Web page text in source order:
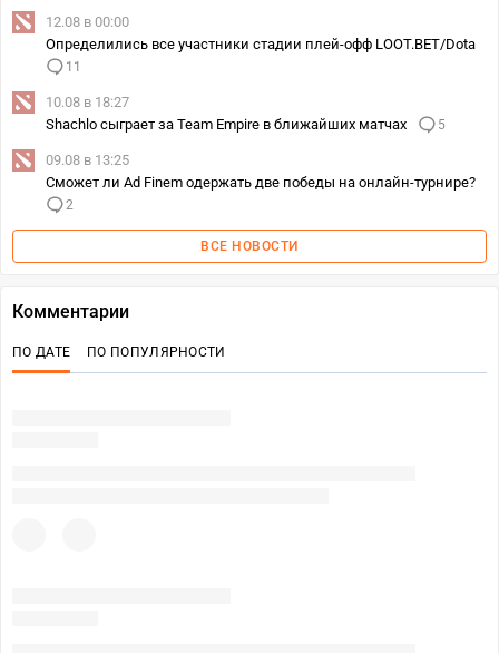
12.08 в 00:00
Определились все участники стадии плей-офф LOOT.BET/Dota
11
10.08 в 18:27
Shachlo сыграет за Team Empire в ближайших матчах
5
09.08 в 13:25
Сможет ли Ad Finem одержать две победы на онлайн-турнире?
2
ВСЕ НОВОСТИ
Комментарии
ПО ДАТЕ ПО ПОПУЛЯРНОСТИ